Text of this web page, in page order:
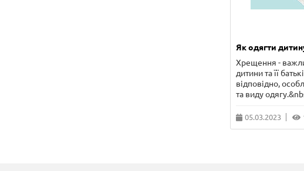
Як одягти
Хрещення -
дитини та її
відповідно,
та виду
05.03.2023